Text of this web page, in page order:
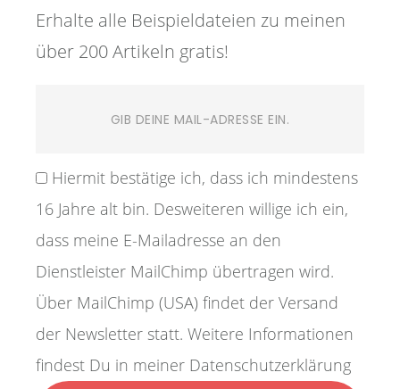
Erhalte alle Beispieldateien zu meinen
über 200 Artikeln gratis!
Hiermit bestätige ich, dass ich mindestens
16 Jahre alt bin. Desweiteren willige ich ein,
dass meine E-Mailadresse an den
Dienstleister MailChimp übertragen wird.
Über MailChimp (USA) findet der Versand
der Newsletter statt. Weitere Informationen
findest Du in meiner Datenschutzerklärung